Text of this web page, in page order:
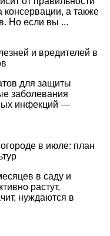
консервации, а также
Но если вы ...
и вредителей в
для защиты
заболевания
инфекций —
в июле: план
в саду и
растут,
нуждаются в